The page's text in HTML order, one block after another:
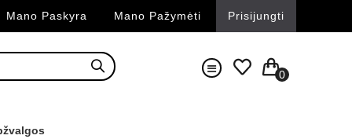
Mano Paskyra Mano Pažymėti Prisijungti
0